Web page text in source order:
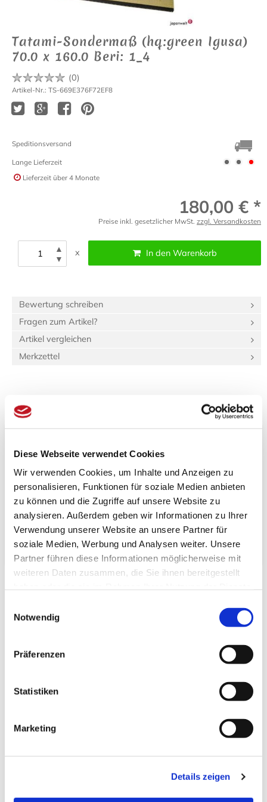
Diese Webseite verwendet Cookies
Wir verwenden Cookies, um Inhalte und Anzeigen zu
personalisieren, Funktionen für soziale Medien anbieten
zu können und die Zugriffe auf unsere Website zu
analysieren. Außerdem geben wir Informationen zu Ihrer
Verwendung unserer Website an unsere Partner für
soziale Medien, Werbung und Analysen weiter. Unsere
Partner führen diese Informationen möglicherweise mit
weiteren Daten zusammen, die Sie ihnen bereitgestellt
Notwendig
Präferenzen
Statistiken
Marketing
Details zeigen
Tatami-Sondermaß (hq:green Igusa)
70.0 x 160.0 Beri: 1_4
(0)
Artikel-Nr.: TS-669E376F72EF8
Speditionsversand
Lange Lieferzeit
Lieferzeit über 4 Monate
180,00 € *
Preise inkl. gesetzlicher MwSt. zzgl. Versandkosten
▲
▼
x In den Warenkorb
Bewertung schreiben
Fragen zum Artikel?
Artikel vergleichen
Merkzettel
Beschreibung
(hq:green Igusa) 70.0 x 160.0 Beri: 1_4"
Spezifikationen
Länge:
2 m
Gewicht:
20,16 kg
Verpackungs­volumen:
61,6 dm³
Tatami-Sondermaß